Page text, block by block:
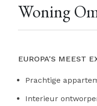
Woning
EUROPA'S MEEST
Prachtige
Interieur